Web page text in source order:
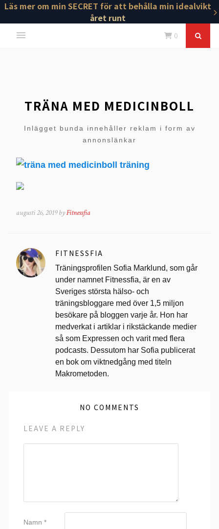
Läs mer om min SECRET för att behålla min idealvikt
året runt
0
TRÄNA MED MEDICINBOLL
Inlägget bunda innehåller reklam i form av
annonslänkar
augusti 26, 2019 byFitnessfia
FITNESSFIA
Träningsprofilen Sofia Marklund, som går
under namnet Fitnessfia, är en av
Sveriges största hälso- och
träningsbloggare med över 1,5 miljon
besökare på bloggen varje år. Hon har
medverkat i artiklar i rikstäckande medier
så som Expressen och varit med flera
podcasts. Dessutom har Sofia publicerat
en bok om viktnedgång med titeln
Makrometoden.
NO COMMENTS
LEAVE A REPLY
Namn *